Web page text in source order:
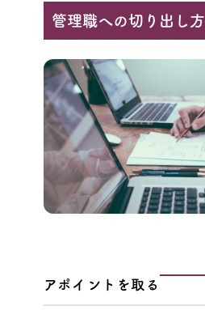
管理職への切り出し方
アポイントを取る